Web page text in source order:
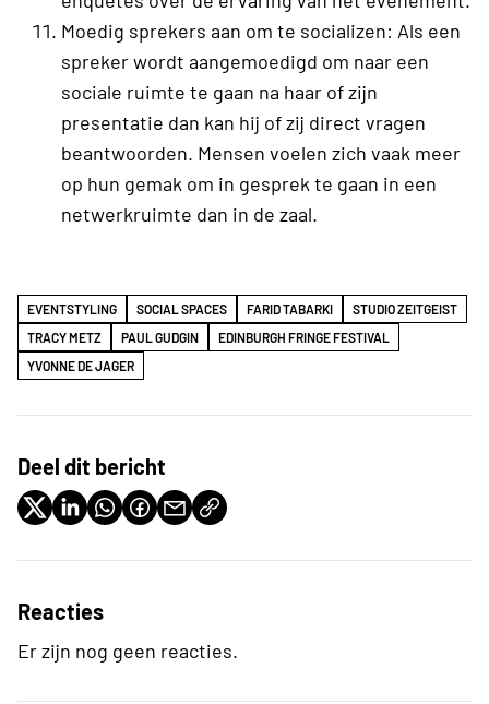
Moedig sprekers aan om te socializen: Als een
spreker wordt aangemoedigd om naar een
sociale ruimte te gaan na haar of zijn
presentatie dan kan hij of zij direct vragen
beantwoorden. Mensen voelen zich vaak meer
op hun gemak om in gesprek te gaan in een
netwerkruimte dan in de zaal.
EVENTSTYLING SOCIAL SPACES FARID TABARKI
STUDIO ZEITGEIST
TRACY METZ
PAUL GUDGIN
EDINBURGH FRINGE FESTIVAL
YVONNE DE JAGER
Deel dit bericht
Reacties
Er zijn nog geen reacties.